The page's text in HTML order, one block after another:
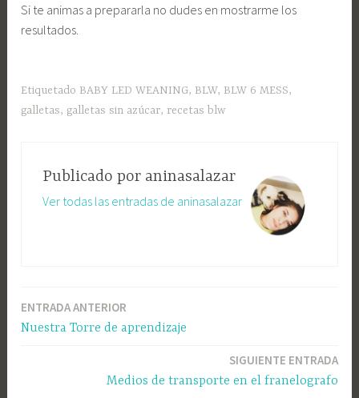
Si te animas a prepararla no dudes en mostrarme los
resultados.
Etiquetado BABY LED WEANING, BLW, BLW 6 MESS,
galletas, galletas sin azúcar, recetas blw
Publicado por aninasalazar
Ver todas las entradas de aninasalazar
ENTRADA ANTERIOR
Nuestra Torre de aprendizaje
SIGUIENTE ENTRADA
Medios de transporte en el franelografo